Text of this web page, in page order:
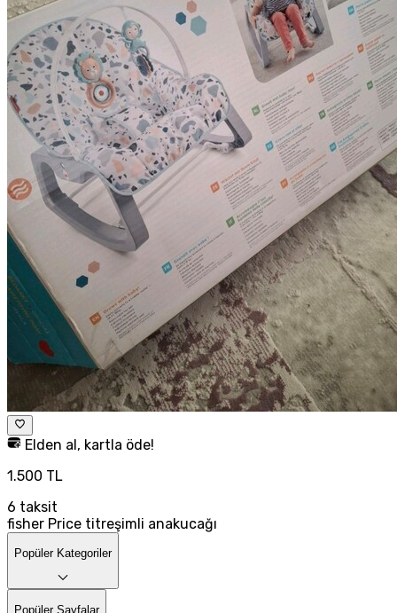
Elden al, kartla öde!
1.500 TL
6 taksit
fisher Price titreşimli anakucağı
Popüler Kategoriler
Popüler Sayfalar